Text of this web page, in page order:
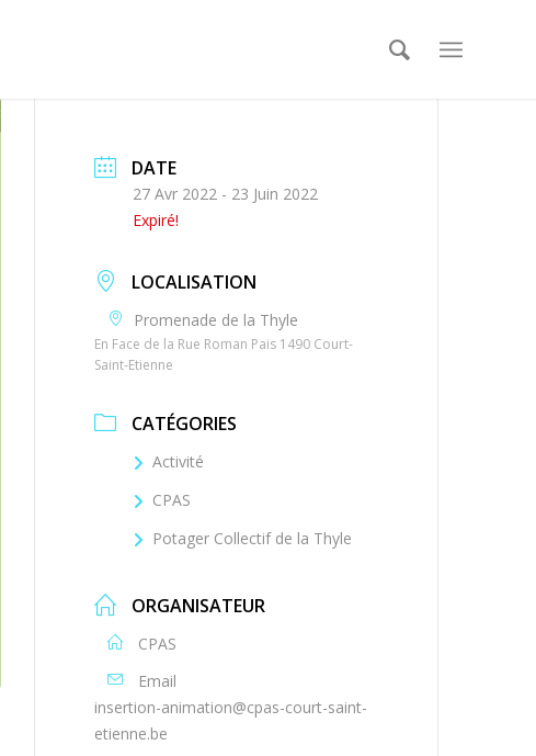
DATE
27 Avr 2022 - 23 Juin 2022
Expiré!
LOCALISATION
Promenade de la Thyle
En Face de la Rue Roman Pais 1490 Court-
Saint-Etienne
CATÉGORIES
Activité
CPAS
Potager Collectif de la Thyle
ORGANISATEUR
CPAS
Email
insertion-animation@cpas-court-saint-
etienne.be